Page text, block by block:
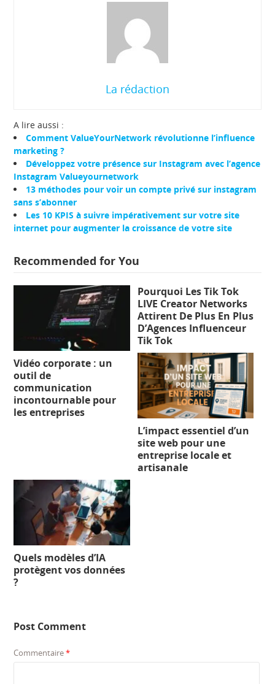
La rédaction
A lire aussi :
Comment ValueYourNetwork révolutionne l’influence
marketing ?
Développez votre présence sur Instagram avec l’agence
Instagram Valueyournetwork
13 méthodes pour voir un compte privé sur instagram
sans s’abonner
Les 10 KPIS à suivre impérativement sur votre site
internet pour augmenter la croissance de votre site
Recommended for You
Vidéo corporate : un
outil de
communication
incontournable pour
les entreprises
Pourquoi Les Tik Tok
LIVE Creator Networks
Attirent De Plus En Plus
D’Agences Influenceur
Tik Tok
L’impact essentiel d’un
site web pour une
entreprise locale et
artisanale
Quels modèles d’IA
protègent vos données
?
Post Comment
Commentaire*